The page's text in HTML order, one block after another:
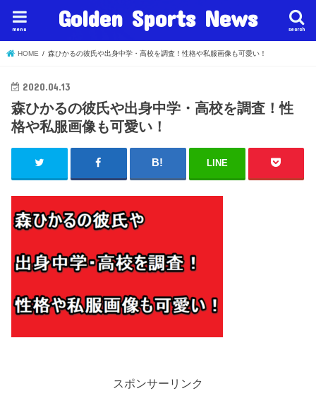
Golden Sports News search
menu
HOME 森ひかるの彼氏や出身中学・高校を調査！性格や私服画像も可愛い！
2020.04.13
森ひかるの彼氏や出身中学・高校を調査！性
格や私服画像も可愛い！
LINE
スポンサーリンク